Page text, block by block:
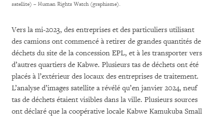
satellite) – Human Rights Watch (graphisme).
Vers la mi-2023, des entreprises et des particuliers utilisant
des camions ont commencé à retirer de grandes quantités de
déchets du site de la concession EPL, et à les transporter vers
d’autres quartiers de Kabwe. Plusieurs tas de déchets ont été
placés à l’extérieur des locaux des entreprises de traitement.
L’analyse d’images satellite a révélé qu’en janvier 2024, neuf
tas de déchets étaient visibles dans la ville. Plusieurs sources
ont déclaré que la coopérative locale Kabwe Kamukuba Small